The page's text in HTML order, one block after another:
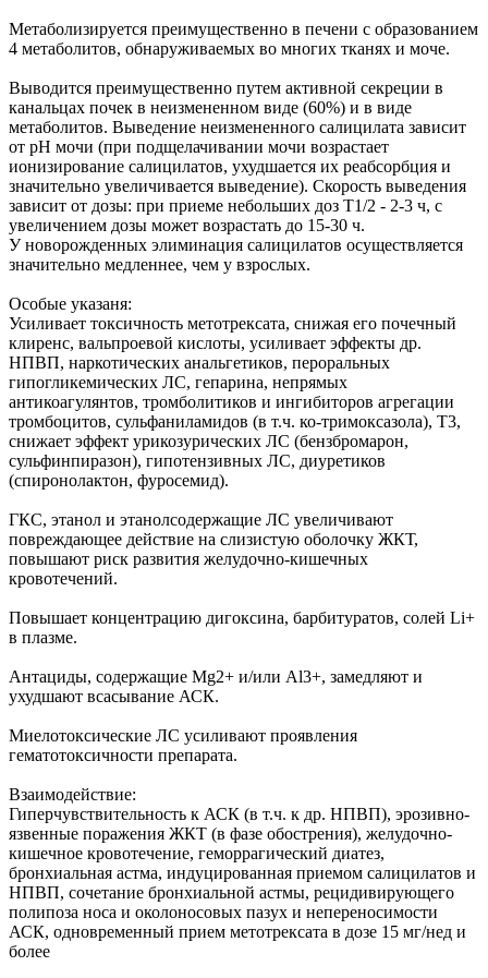
Метаболизируется преимущественно в печени с образованием
4 метаболитов, обнаруживаемых во многих тканях и моче.
Выводится преимущественно путем активной секреции в
канальцах почек в неизмененном виде (60%) и в виде
метаболитов. Выведение неизмененного салицилата зависит
от pH мочи (при подщелачивании мочи возрастает
ионизирование салицилатов, ухудшается их реабсорбция и
значительно увеличивается выведение). Скорость выведения
зависит от дозы: при приеме небольших доз T1/2 - 2-3 ч, с
увеличением дозы может возрастать до 15-30 ч.
У новорожденных элиминация салицилатов осуществляется
значительно медленнее, чем у взрослых.
Особые указаня:
Усиливает токсичность метотрексата, снижая его почечный
клиренс, вальпроевой кислоты, усиливает эффекты др.
НПВП, наркотических анальгетиков, пероральных
гипогликемических ЛС, гепарина, непрямых
антикоагулянтов, тромболитиков и ингибиторов агрегации
тромбоцитов, сульфаниламидов (в т.ч. ко-тримоксазола), Т3,
снижает эффект урикозурических ЛС (бензбромарон,
сульфинпиразон), гипотензивных ЛС, диуретиков
(спиронолактон, фуросемид).
ГКС, этанол и этанолсодержащие ЛС увеличивают
повреждающее действие на слизистую оболочку ЖКТ,
повышают риск развития желудочно-кишечных
кровотечений.
Повышает концентрацию дигоксина, барбитуратов, солей Li+
в плазме.
Антациды, содержащие Mg2+ и/или Al3+, замедляют и
ухудшают всасывание АСК.
Миелотоксические ЛС усиливают проявления
гематотоксичности препарата.
Взаимодействие:
Гиперчувствительность к АСК (в т.ч. к др. НПВП), эрозивно-
язвенные поражения ЖКТ (в фазе обострения), желудочно-
кишечное кровотечение, геморрагический диатез,
бронхиальная астма, индуцированная приемом салицилатов и
НПВП, сочетание бронхиальной астмы, рецидивирующего
полипоза носа и околоносовых пазух и непереносимости
АСК, одновременный прием метотрексата в дозе 15 мг/нед и
более